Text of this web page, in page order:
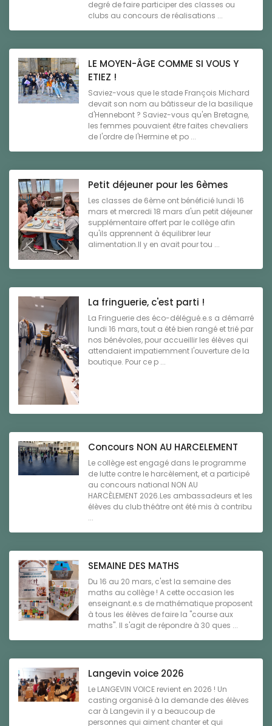
degré de faire participer des classes ou
clubs au concours de réalisations ...
LE MOYEN-ÂGE COMME SI VOUS Y
ETIEZ !
Saviez-vous que le stade François Michard
devait son nom au bâtisseur de la basilique
d'Hennebont ? Saviez-vous qu'en Bretagne,
les femmes pouvaient être faites chevaliers
de l'ordre de l'Hermine et po ...
Petit déjeuner pour les 6èmes
Les classes de 6ème ont bénéficié lundi 16
mars et mercredi 18 mars d'un petit déjeuner
supplémentaire offert par le collège afin
qu'ils apprennent à équilibrer leur
alimentation.Il y en avait pour tou ...
La fringuerie, c'est parti !
La Fringuerie des éco-délégué.e.s a démarré
lundi 16 mars, tout a été bien rangé et trié par
nos bénévoles, pour accueillir les élèves qui
attendaient impatiemment l'ouverture de la
boutique. Pour ce p ...
Concours NON AU HARCELEMENT
Le collège est engagé dans le programme
de lutte contre le harcèlement, et a participé
au concours national NON AU
HARCÈLEMENT 2026.Les ambassadeurs et les
élèves du club théâtre ont été mis à contribu
...
SEMAINE DES MATHS
Du 16 au 20 mars, c'est la semaine des
maths au collège ! A cette occasion les
enseignant.e.s de mathématique proposent
à tous les élèves de faire la "course aux
maths". Il s'agit de répondre à 30 ques ...
Langevin voice 2026
Le LANGEVIN VOICE revient en 2026 ! Un
casting organisé à la demande des élèves
car à Langevin il y a beaucoup de
personnes qui aiment chanter et qui